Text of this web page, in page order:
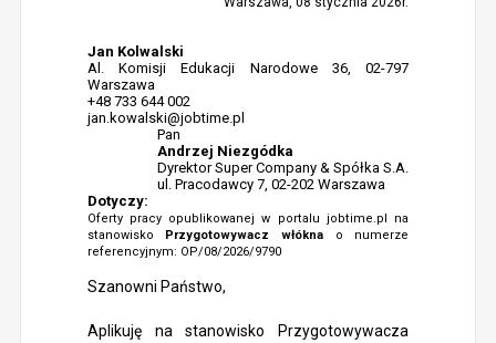
Jan Kolwalski
Al. Komisji Edukacji Narodowe 36, 02-797
Warszawa
+48 733 644 002
jan.kowalski@jobtime.pl
Pan
Andrzej Niezgódka
Dyrektor Super Company & Spółka S.A.
ul. Pracodawcy 7, 02-202 Warszawa
Dotyczy:
Oferty pracy opublikowanej w portalu jobtime.pl na
stanowisko Przygotowywacz włókna o numerze
referencyjnym: OP/08/2026/9790
Szanowni Państwo,
Aplikuję na stanowisko Przygotowywacza